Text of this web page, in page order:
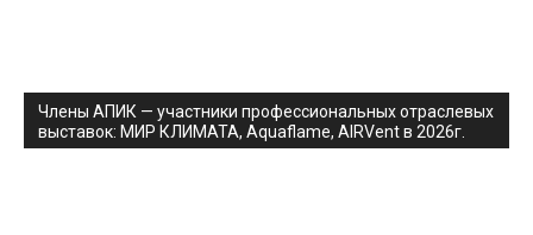
Члены АПИК — участники профессиональных отраслевых
выставок: МИР КЛИМАТА, Aquaflame, AIRVent в 2026г.